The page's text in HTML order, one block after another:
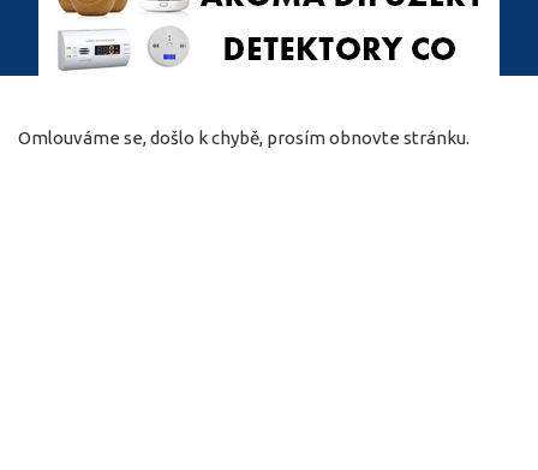
Omlouváme se, došlo k chybě, prosím obnovte stránku.